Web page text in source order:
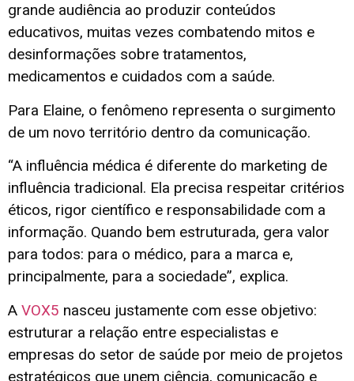
grande audiência ao produzir conteúdos
educativos, muitas vezes combatendo mitos e
desinformações sobre tratamentos,
medicamentos e cuidados com a saúde.
Para Elaine, o fenômeno representa o surgimento
de um novo território dentro da comunicação.
“A influência médica é diferente do marketing de
influência tradicional. Ela precisa respeitar critérios
éticos, rigor científico e responsabilidade com a
informação. Quando bem estruturada, gera valor
para todos: para o médico, para a marca e,
principalmente, para a sociedade”, explica.
A VOX5 nasceu justamente com esse objetivo:
estruturar a relação entre especialistas e
empresas do setor de saúde por meio de projetos
estratégicos que unem ciência, comunicação e